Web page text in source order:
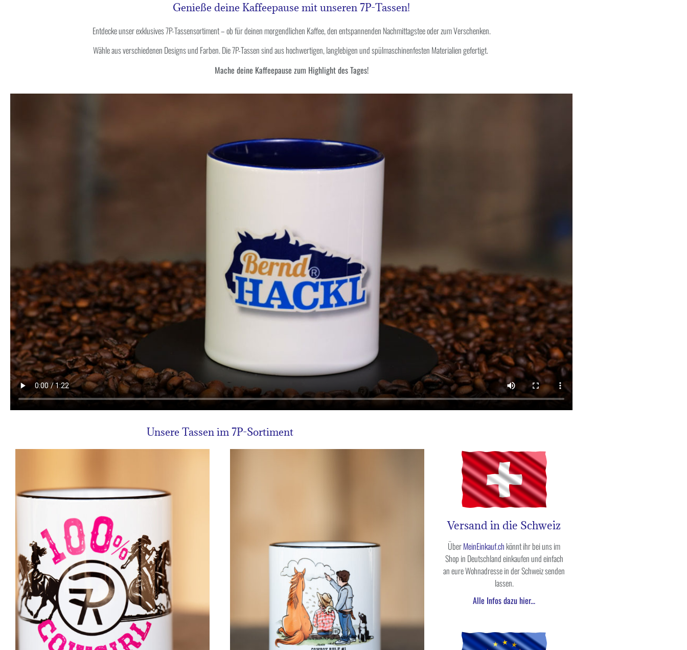
Genieße deine Kaffeepause mit unseren 7P-Tassen!
Entdecke unser exklusives 7P-Tassensortiment – ob für deinen morgendlichen Kaffee, den entspannenden Nachmittagstee oder zum Verschenken.
Wähle aus verschiedenen Designs und Farben. Die 7P-Tassen sind aus hochwertigen,langlebigen und spülmaschinenfesten Materialien gefertigt.
Mache deine Kaffeepause zum Highlight des Tages!
Unsere Tassen im 7P-Sortiment
Versand in die Schweiz
ÜberMeinEinkauf.ch könnt ihr bei uns im
Shop in Deutschland einkaufen und einfach
an eure Wohnadresse in der Schweiz senden
lassen.
Alle Infos dazu hier...